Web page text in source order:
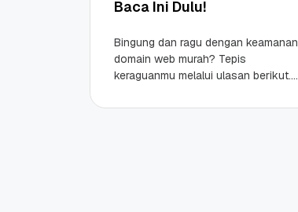
Baca Ini Dulu!
Bingung dan ragu dengan keamanan
domain web murah? Tepis
keraguanmu melalui ulasan berikut.
domain murah! Highlights nTLD (new